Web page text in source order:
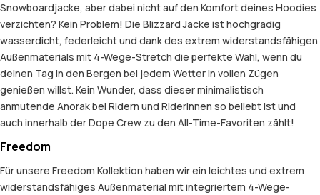
Snowboardjacke, aber dabei nicht auf den Komfort deines Hoodies
verzichten? Kein Problem! Die Blizzard Jacke ist hochgradig
wasserdicht, federleicht und dank des extrem widerstandsfähigen
Außenmaterials mit 4-Wege-Stretch die perfekte Wahl, wenn du
deinen Tag in den Bergen bei jedem Wetter in vollen Zügen
genießen willst. Kein Wunder, dass dieser minimalistisch
anmutende Anorak bei Ridern und Riderinnen so beliebt ist und
auch innerhalb der Dope Crew zu den All-Time-Favoriten zählt!
Freedom
Für unsere Freedom Kollektion haben wir ein leichtes und extrem
widerstandsfähiges Außenmaterial mit integriertem 4-Wege-